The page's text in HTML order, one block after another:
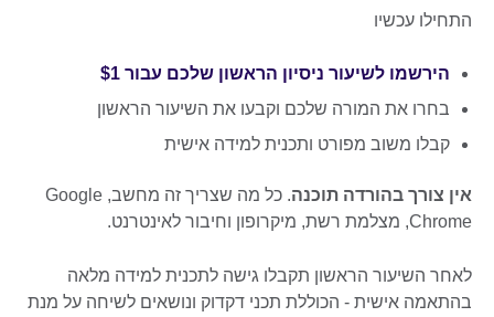
התחילו עכשיו
הירשמו לשיעור ניסיון הראשון שלכם עבור $1
בחרו את המורה שלכם וקבעו את השיעור הראשון
קבלו משוב מפורט ותכנית למידה אישית
אין צורך בהורדה תוכנה
. כל מה שצריך זה מחשב, Google
Chrome, מצלמת רשת, מיקרופון וחיבור לאינטרנט.
לאחר השיעור הראשון תקבלו גישה לתכנית למידה מלאה
בהתאמה אישית - הכוללת תכני דקדוק ונושאים לשיחה על מנת